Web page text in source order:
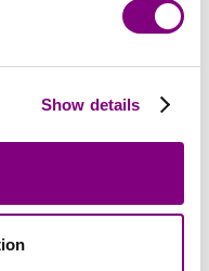
Show details
garnfarve